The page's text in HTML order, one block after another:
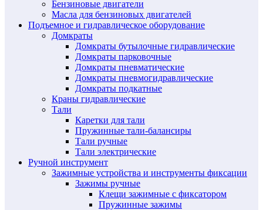
Бензиновые двигатели
Масла для бензиновых двигателей
Подъемное и гидравлическое оборудование
Домкраты
Домкраты бутылочные гидравлические
Домкраты парковочные
Домкраты пневматические
Домкраты пневмогидравлические
Домкраты подкатные
Краны гидравлические
Тали
Каретки для тали
Пружинные тали-балансиры
Тали ручные
Тали электрические
Ручной инструмент
Зажимные устройства и инструменты фиксации
Зажимы ручные
Клещи зажимные с фиксатором
Пружинные зажимы